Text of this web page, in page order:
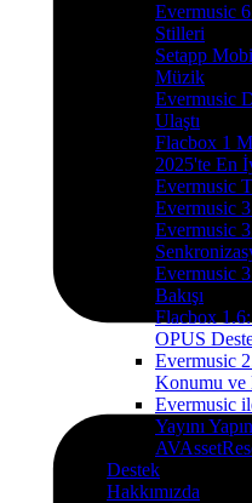
Evermusic
Stilleri
Setapp
Müzik
Evermusic
Ulaştı
Flacbox 1
2025'te En
Evermusic
Evermusic
Evermusic
Evermusic
Bakışı
Flacbox
OPUS
Evermusic
Konumu ve
Evermusic
Yayını Yapın
Destek
Hakkımızda